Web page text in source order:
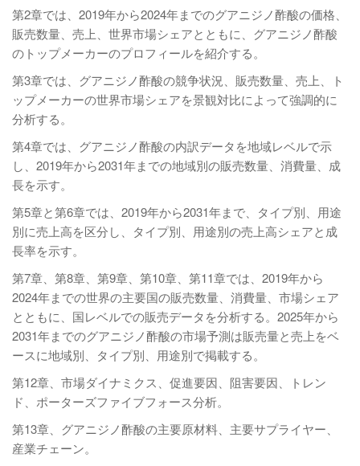
第2章では、2019年から2024年までのグアニジノ酢酸の価格、
販売数量、売上、世界市場シェアとともに、グアニジノ酢酸
のトップメーカーのプロフィールを紹介する。
第3章では、グアニジノ酢酸の競争状況、販売数量、売上、ト
ップメーカーの世界市場シェアを景観対比によって強調的に
分析する。
第4章では、グアニジノ酢酸の内訳データを地域レベルで示
し、2019年から2031年までの地域別の販売数量、消費量、成
長を示す。
第5章と第6章では、2019年から2031年まで、タイプ別、用途
別に売上高を区分し、タイプ別、用途別の売上高シェアと成
長率を示す。
第7章、第8章、第9章、第10章、第11章では、2019年から
2024年までの世界の主要国の販売数量、消費量、市場シェア
とともに、国レベルでの販売データを分析する。2025年から
2031年までのグアニジノ酢酸の市場予測は販売量と売上をベ
ースに地域別、タイプ別、用途別で掲載する。
第12章、市場ダイナミクス、促進要因、阻害要因、トレン
ド、ポーターズファイブフォース分析。
第13章、グアニジノ酢酸の主要原材料、主要サプライヤー、
産業チェーン。